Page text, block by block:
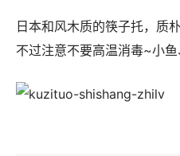
日本和风木质的筷子托，质
不过注意不要高温消毒~小